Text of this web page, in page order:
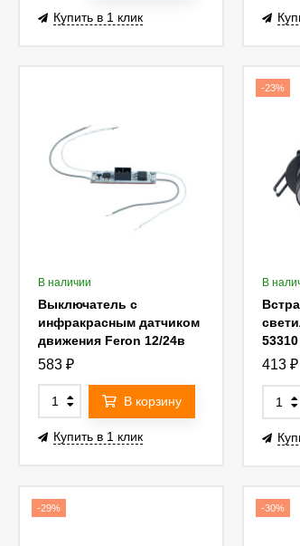
Купить в 1 клик
В наличии
Выключатель с
инфракрасным датчиком
движения Feron 12/24в
60/120вт LD69 52119
583 ₽
В корзину
Купить в 1 клик
-23%
В
53310
413 ₽
-29% -30%